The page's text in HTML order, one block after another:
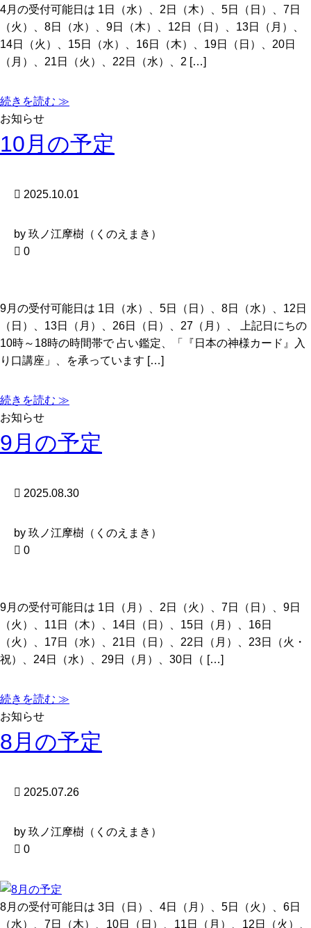
4月の受付可能日は 1日（水）、2日（木）、5日（日）、7日
（火）、8日（水）、9日（木）、12日（日）、13日（月）、
14日（火）、15日（水）、16日（木）、19日（日）、20日
（月）、21日（火）、22日（水）、2 […]
続きを読む ≫
お知らせ
10月の予定
2025.10.01
by 玖ノ江摩樹（くのえまき）
0
9月の受付可能日は 1日（水）、5日（日）、8日（水）、12日
（日）、13日（月）、26日（日）、27（月）、 上記日にちの
10時～18時の時間帯で 占い鑑定、「『日本の神様カード』入
り口講座」、を承っています […]
続きを読む ≫
お知らせ
9月の予定
2025.08.30
by 玖ノ江摩樹（くのえまき）
0
9月の受付可能日は 1日（月）、2日（火）、7日（日）、9日
（火）、11日（木）、14日（日）、15日（月）、16日
（火）、17日（水）、21日（日）、22日（月）、23日（火・
祝）、24日（水）、29日（月）、30日（ […]
続きを読む ≫
お知らせ
8月の予定
2025.07.26
by 玖ノ江摩樹（くのえまき）
0
8月の受付可能日は 3日（日）、4日（月）、5日（火）、6日
（水）、7日（木）、10日（日）、11日（月）、12日（火）、